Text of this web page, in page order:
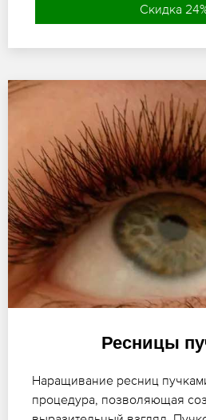
Скидка
Ресницы
Наращивание ресниц
процедура, позволяющая